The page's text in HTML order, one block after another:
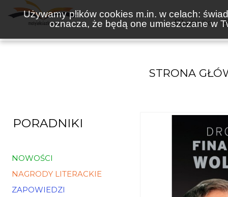
Używamy plików cookies m.in. w celach:
oznacza, że będą one umieszczane w
KSIĄŻKI
STRONA
PORADNIKI
NOWOŚCI
NAGRODY LITERACKIE
ZAPOWIEDZI